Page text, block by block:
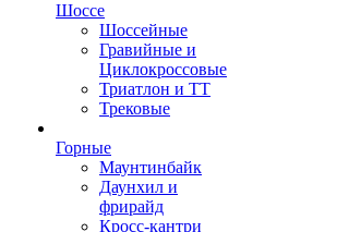
Шоссе
Шоссейные
Гравийные и
Циклокроссовые
Триатлон и ТТ
Трековые
Горные
Маунтинбайк
Даунхил и
фрирайд
Кросс-кантри